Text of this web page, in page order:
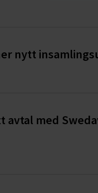
nytt
avtal med